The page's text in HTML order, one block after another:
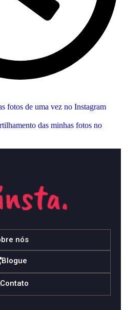
fotos de uma vez no Instagram
das minhas fotos no
nós
Blogue
Contato